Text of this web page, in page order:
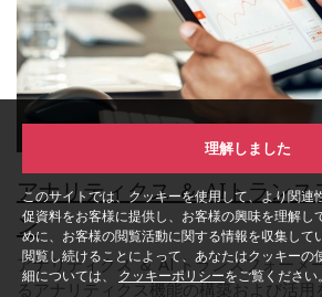
このサイトでは、クッキーを使用して、より関連
促資料をお客様に提供し、お客様の興味を理解し
めに、お客様の閲覧活動に関する情報を収集して
閲覧し続けることによって、あなたはクッキーの
細については、 クッキーポリシーをご覧ください。
理解しました
アナリティクス ＆ AIトランス
ン
アナリティクス ＆ AI トランスフォーメ
るアナリティクス機能の構築および活用